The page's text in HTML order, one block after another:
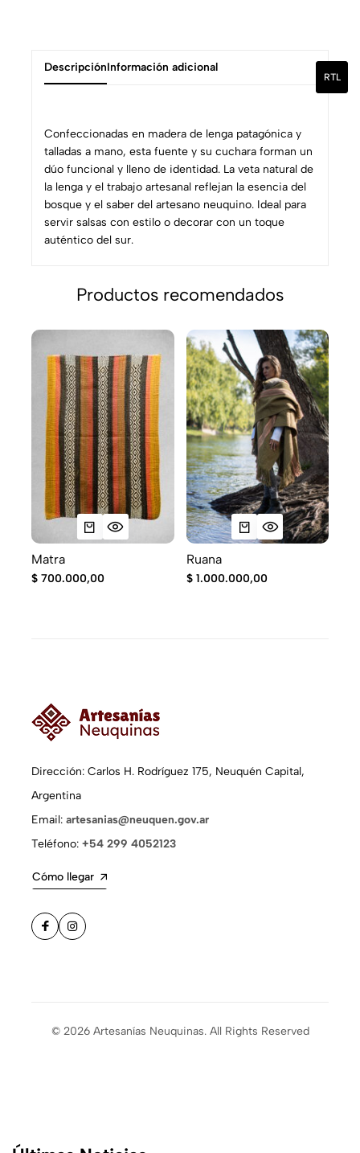
RTL
DescripciónInformación adicional
Confeccionadas en madera de lenga patagónica y
talladas a mano, esta fuente y su cuchara forman un
dúo funcional y lleno de identidad. La veta natural de
la lenga y el trabajo artesanal reflejan la esencia del
bosque y el saber del artesano neuquino. Ideal para
servir salsas con estilo o decorar con un toque
auténtico del sur.
Productos recomendados
Matra
$ 700.000,00
Ruana
$1.000.000,00
Dirección: Carlos H. Rodríguez 175, Neuquén Capital,
Argentina
Email: artesanias@neuquen.gov.ar
Teléfono: +54 299 4052123
Cómo llegar
© 2026 Artesanías Neuquinas. All Rights Reserved